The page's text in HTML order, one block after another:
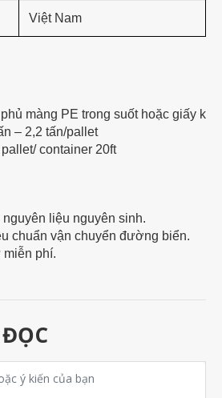
Việt Nam
màng PE trong suốt hoặc giấy
– 2,2 tấn/pallet
container 20ft
liệu nguyên sinh.
chuẩn vận chuyển đường biển.
miễn phí.